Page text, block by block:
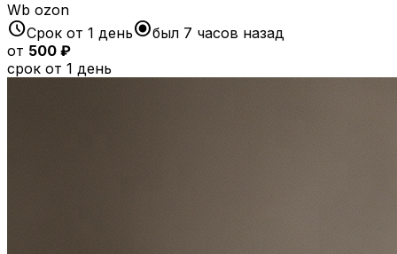
Wb ozon
scheduleСрок от 1 деньradio_button_checkedбыл 7 часов назад
от 500 ₽
срок от 1 день